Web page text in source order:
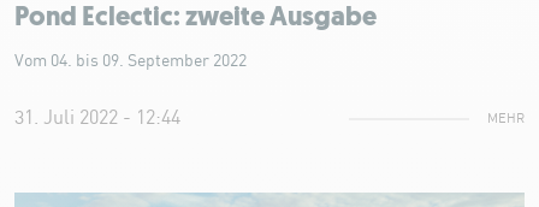
Pond Eclectic: zweite Ausgabe
Vom 04. bis 09. September 2022
31. Juli 2022 - 12:44 MEHR